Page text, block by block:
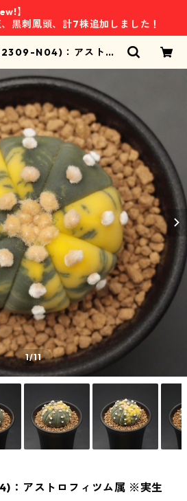
】
黒刺鳳頭、計7株追加しました！
N04)：アストロ
KU
1/11
：アストロフィツム属 ※実生